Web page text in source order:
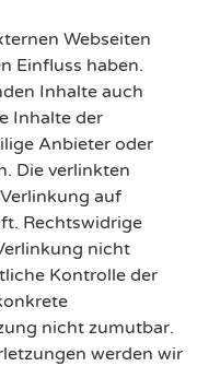
Webseiten
Einfluss haben.
Inhalte auch
Inhalte der
Anbieter oder
Die verlinkten
auf
Rechtswidrige
nicht
Kontrolle der
nicht zumutbar.
werden wir